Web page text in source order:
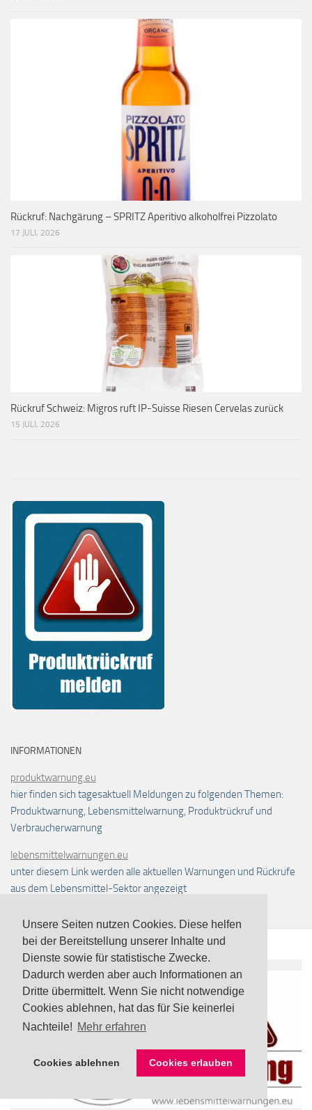
Unsere Seiten nutzen Cookies. Diese helfen
bei der Bereitstellung unserer Inhalte und
Dienste sowie für statistische Zwecke.
Dadurch werden aber auch Informationen an
Dritte übermittelt. Wenn Sie nicht notwendige
Cookies ablehnen, hat das für Sie keinerlei
Nachteile! Mehr erfahren
Cookies ablehnen Cookies erlauben
Rückruf: Nachgärung – SPRITZ Aperitivo alkoholfrei Pizzolato
17 JULI, 2026
Rückruf Schweiz: Migros ruft IP-Suisse Riesen Cervelas zurück
15 JULI, 2026
INFORMATIONEN
produktwarnung.eu
hier finden sich tagesaktuell Meldungen zu folgenden Themen:
Produktwarnung, Lebensmittelwarnung, Produktrückruf und
Verbraucherwarnung
lebensmittelwarnungen.eu
unter diesem Link werden alle aktuellen Warnungen und Rückrufe
aus dem Lebensmittel-Sektor angezeigt